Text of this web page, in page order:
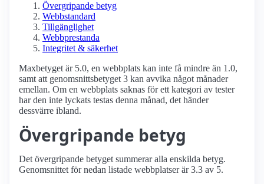
Övergripande betyg
Webbstandard
Tillgänglighet
Webbprestanda
Integritet & säkerhet
Maxbetyget är 5.0, en webbplats kan inte få mindre än 1.0,
samt att genomsnittsbetyget 3 kan avvika något månader
emellan. Om en webbplats saknas för ett kategori av tester
har den inte lyckats testas denna månad, det händer
dessvärre ibland.
Övergripande betyg
Det övergripande betyget summerar alla enskilda betyg.
Genomsnittet för nedan listade webbplatser är 3.3 av 5.